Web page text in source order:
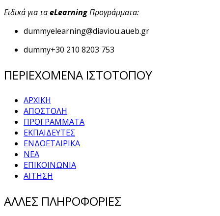
Ειδικά για ταeLearningΠρογράμματα:
dummyelearning@diaviou.aueb.gr
dummy+30 210 8203 753
ΠΕΡΙΕΧΟΜΕΝΑ ΙΣΤΟΤΟΠΟΥ
ΑΡΧΙΚΗ
ΑΠΟΣΤΟΛΗ
ΠΡΟΓΡΑΜΜΑΤΑ
ΕΚΠΑΙΔΕΥΤΕΣ
ΕΝΔΟΕΤΑΙΡΙΚΑ
ΝΕΑ
ΕΠΙΚΟΙΝΩΝΙΑ
ΑΙΤΗΣΗ
ΑΛΛΕΣ ΠΛΗΡΟΦΟΡΙΕΣ